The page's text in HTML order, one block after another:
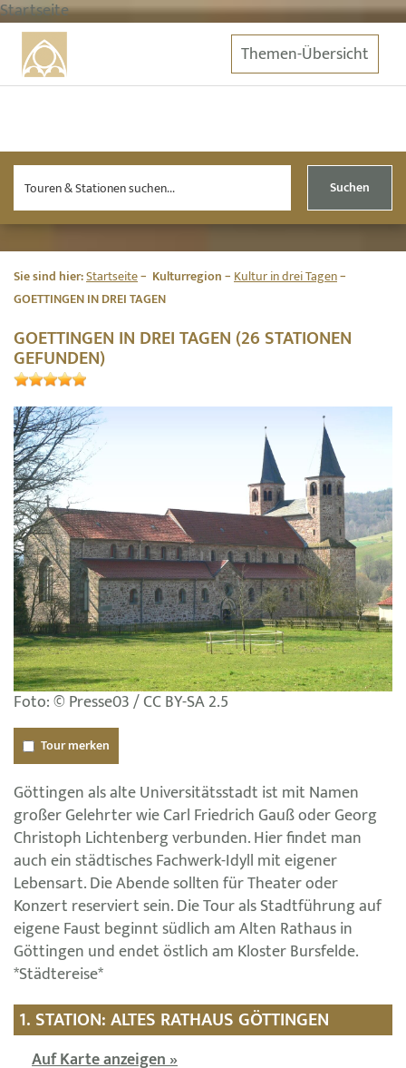
Startseite
Themen-Übersicht
Suchen
Sie sind hier:Startseite Kulturregion
Kultur in drei Tagen
GOETTINGEN IN DREI TAGEN
GOETTINGEN IN DREI TAGEN (26 STATIONEN
GEFUNDEN)
Foto: © Presse03 / CC BY-SA 2.5
Tour merken
Göttingen als alte Universitätsstadt ist mit Namen
großer Gelehrter wie Carl Friedrich Gauß oder Georg
Christoph Lichtenberg verbunden. Hier findet man
auch ein städtisches Fachwerk-Idyll mit eigener
Lebensart. Die Abende sollten für Theater oder
Konzert reserviert sein. Die Tour als Stadtführung auf
eigene Faust beginnt südlich am Alten Rathaus in
Göttingen und endet östlich am Kloster Bursfelde.
*Städtereise*
1. STATION: ALTES RATHAUS GÖTTINGEN
Auf Karte anzeigen »